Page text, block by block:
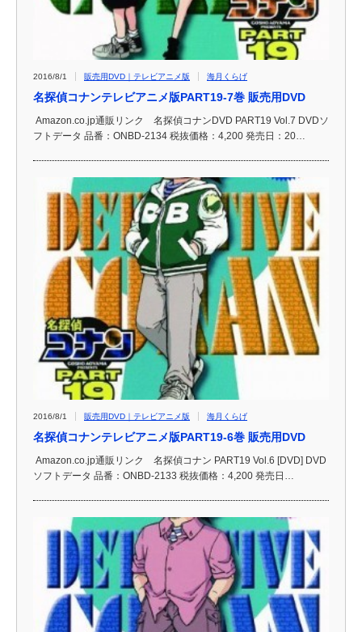
2016/8/1 販売用DVD｜テレビアニメ版 海月くらげ
名探偵コナンテレビアニメ版PART19-7巻 販売用DVD
Amazon.co.jp通販リンク 名探偵コナンDVD PART19 Vol.7 DVDソ
フトデータ 品番：ONBD-2134 税抜価格：4,200 発売日：20…
2016/8/1 販売用DVD｜テレビアニメ版 海月くらげ
名探偵コナンテレビアニメ版PART19-6巻 販売用DVD
Amazon.co.jp通販リンク 名探偵コナン PART19 Vol.6 [DVD] DVD
ソフトデータ 品番：ONBD-2133 税抜価格：4,200 発売日…